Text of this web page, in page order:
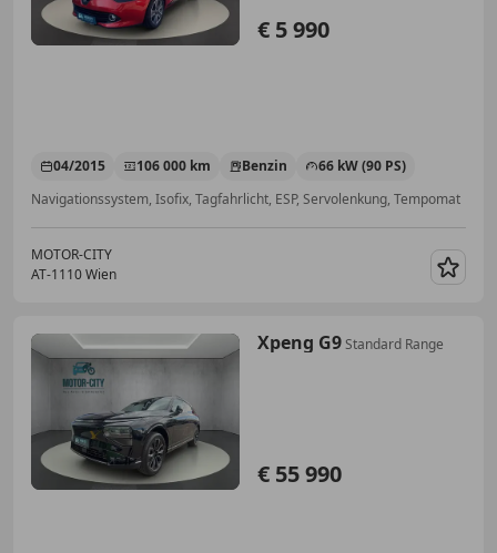
€ 5 990
04/2015 106 000 km Benzin
66 kW (90 PS)
Navigationssystem, Isofix, Tagfahrlicht, ESP, Servolenkung, Tempomat
MOTOR-CITY
AT-1110 Wien
Xpeng G9Standard Range
€ 55 990